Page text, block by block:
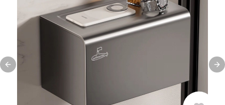
Previous slide